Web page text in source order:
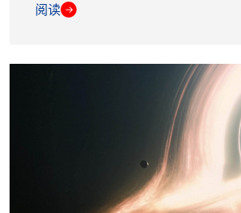
阅读 →